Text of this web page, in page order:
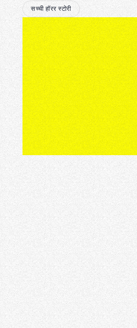
सच्ची हॉरर स्टोरी